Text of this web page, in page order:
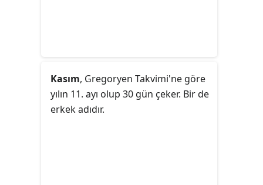
Kasım, Gregoryen Takvimi'ne göre
yılın 11. ayı olup 30 gün çeker. Bir de
erkek adıdır.